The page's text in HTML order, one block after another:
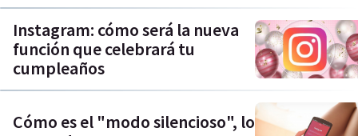
Instagram: cómo será la nueva
función que celebrará tu
cumpleaños
Cómo es el "modo silencioso", lo